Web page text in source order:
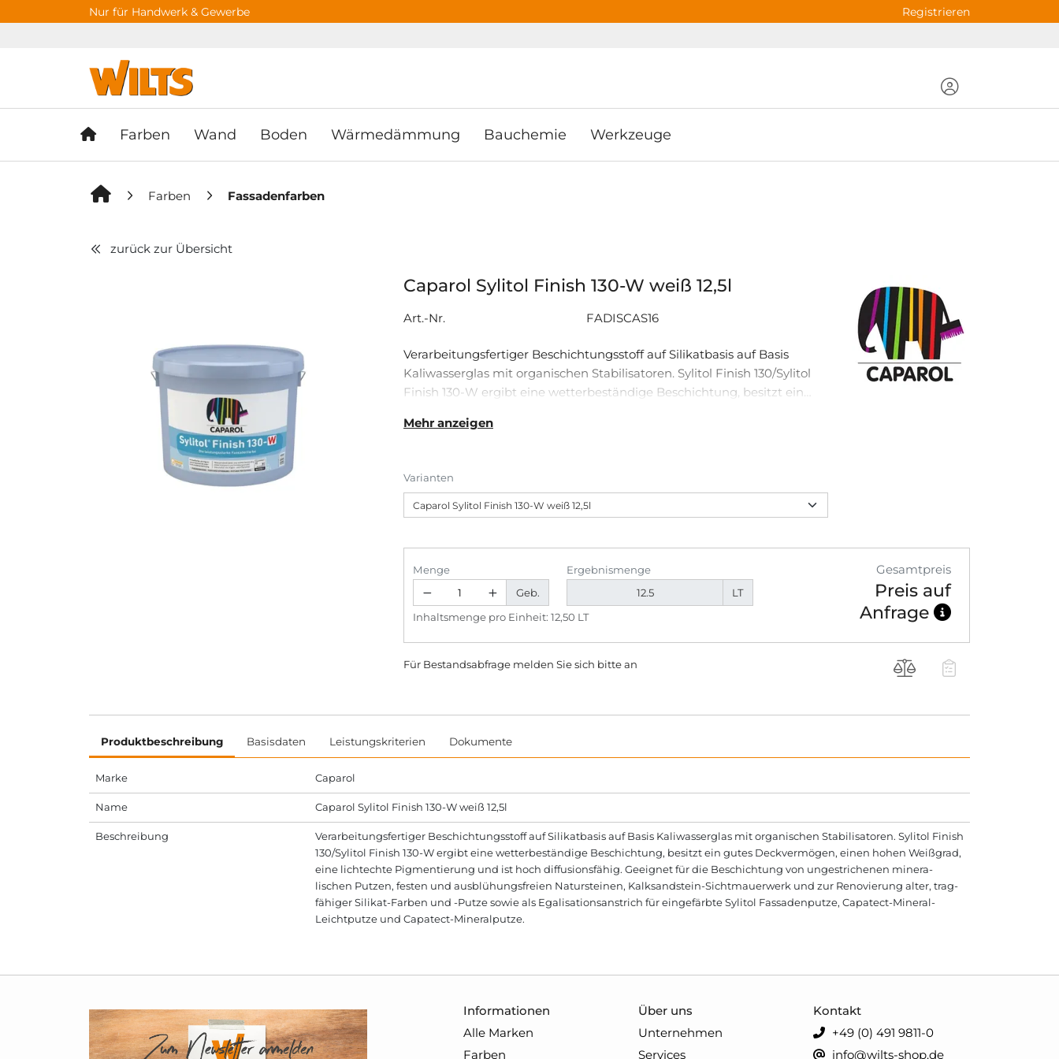
Springe zu Hauptinhalt Springe zum Header
Nur für Handwerk & Gewerbe Registrieren
Farben Wand Boden Wärmedämmung Bauchemie Werkzeuge
Farben Fassadenfarben
zurück zur Übersicht
Caparol Sylitol Finish 130-W weiß 12,5l
Art.-Nr. FADISCAS16
Verarbeitungsfertiger Beschichtungsstoff auf Silikatbasis auf Basis
Kaliwasserglas mit orga­ni­schen Stabi­li­satoren. Sylitol Finish 130/Sylitol
Finish 130-W ergibt eine wetterbeständige Beschichtung, besitzt ein
Pigmentierung und ist hoch diffu­sionsfähig. Geeignet für die Be­schich­
Egalisationsanstrich für eingefärbte Sylitol Fassadenputze, Capatect-
Mehr anzeigen
Varianten
Menge
Geb.
Ergebnismenge
LT
Inhaltsmenge pro Einheit: 12,50 LT
Gesamtpreis
Preis auf
Anfrage
Für Bestandsabfrage melden Sie sich bittean
Produktbeschreibung Basisdaten Leistungskriterien Dokumente
Marke Caparol
Name Caparol Sylitol Finish 130-W weiß 12,5l
Beschreibung
Verarbeitungsfertiger Beschichtungsstoff auf Silikatbasis auf Basis Kaliwasserglas mit orga­ni­schen Stabi­li­satoren. Sylitol Finish
130/Sylitol Finish 130-W ergibt eine wetterbeständige Beschichtung, besitzt ein gutes Deck­ver­mögen, einen hohen Weißgrad,
eine licht­echte Pigmentierung und ist hoch diffu­sionsfähig. Geeignet für die Be­schich­tung von ungestrichenen minera­
lischen Putzen, festen und ausblühungs­freien Natur­steinen, Kalksandstein-­Sichtmauer­werk und zur Renovierung alter, trag­
fähiger Silikat-Farben und -Putze sowie als Egalisationsanstrich für eingefärbte Sylitol Fassadenputze, Capatect-Mineral-
Leichtputze und Capatect-Mineralputze.
Informationen
Alle Marken
Farben
Über uns
Unternehmen
Services
Kontakt
+49 (0) 491 9811-0
info@wilts-shop.de